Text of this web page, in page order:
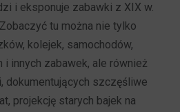
i eksponuje zabawki z XIX w.
tu można nie tylko
kolejek, samochodów,
innych zabawek, ale również
dokumentujących szczęśliwe
projekcję starych bajek na